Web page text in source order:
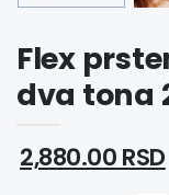
Flex
dva tona
2,880.00 RSD